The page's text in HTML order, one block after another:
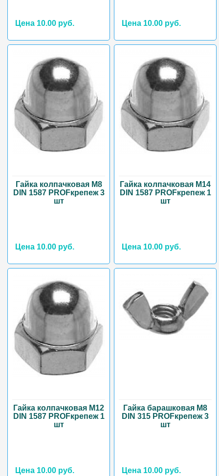
Цена 10.00 руб. Цена 10.00 руб.
Гайка колпачковая М8
DIN 1587 PROFкрепеж 3
шт
Цена 10.00 руб.
Гайка колпачковая М14
DIN 1587 PROFкрепеж 1
шт
Цена 10.00 руб.
Гайка колпачковая М12
DIN 1587 PROFкрепеж 1
шт
Цена 10.00 руб.
Гайка барашковая М8
DIN 315 PROFкрепеж 3
шт
Цена 10.00 руб.